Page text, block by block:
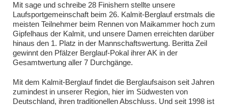
Mit sage und schreibe 28 Finishern stellte unsere
Laufsportgemeinschaft beim 26. Kalmit-Berglauf erstmals die
meisten Teilnehmer beim Rennen von Maikammer hoch zum
Gipfelhaus der Kalmit, und unsere Damen erreichten darüber
hinaus den 1. Platz in der Mannschaftswertung. Beritta Zeil
gewinnt den Pfälzer Berglauf-Pokal ihrer AK in der
Gesamtwertung aller 7 Durchgänge.
Mit dem Kalmit-Berglauf findet die Berglaufsaison seit Jahren
zumindest in unserer Region, hier im Südwesten von
Deutschland, ihren traditionellen Abschluss. Und seit 1998 ist